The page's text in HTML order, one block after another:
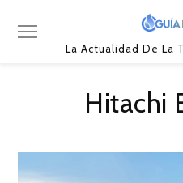
La Actualidad De La
Hitachi